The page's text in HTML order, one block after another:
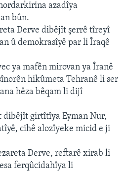
azadîya
bûn.
Derve dibêjît şerrê tîreyî
û demokrasîyê par li Îraqê
ya mafên mirovan ya Îranê
hikûmeta Tehranê li ser
hêza bêqam li dijî
dibêjît girtîtîya Eyman Nur,
cihê alozîyeke micid e ji
Derve, reftarê xirab li
ferqûcidahîya li